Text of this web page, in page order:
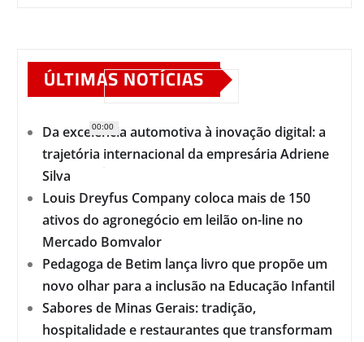
00:00
ÚLTIMAS NOTÍCIAS
Da excelência automotiva à inovação digital: a
trajetória internacional da empresária Adriene
Silva
Louis Dreyfus Company coloca mais de 150
ativos do agronegócio em leilão on-line no
Mercado Bomvalor
Pedagoga de Betim lança livro que propõe um
novo olhar para a inclusão na Educação Infantil
Sabores de Minas Gerais: tradição,
hospitalidade e restaurantes que transformam